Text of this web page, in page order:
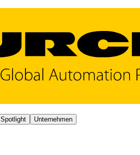
Spotlight Unternehmen